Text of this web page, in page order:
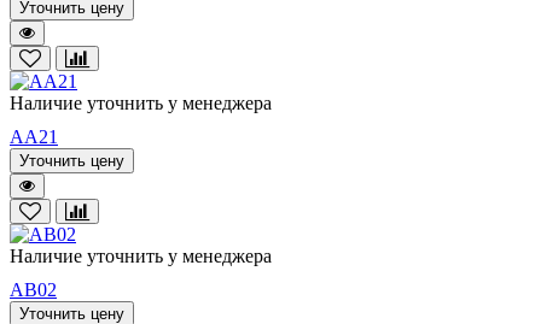
Уточнить цену
Наличие уточнить у менеджера
AA21
Уточнить цену
Наличие уточнить у менеджера
AB02
Уточнить цену